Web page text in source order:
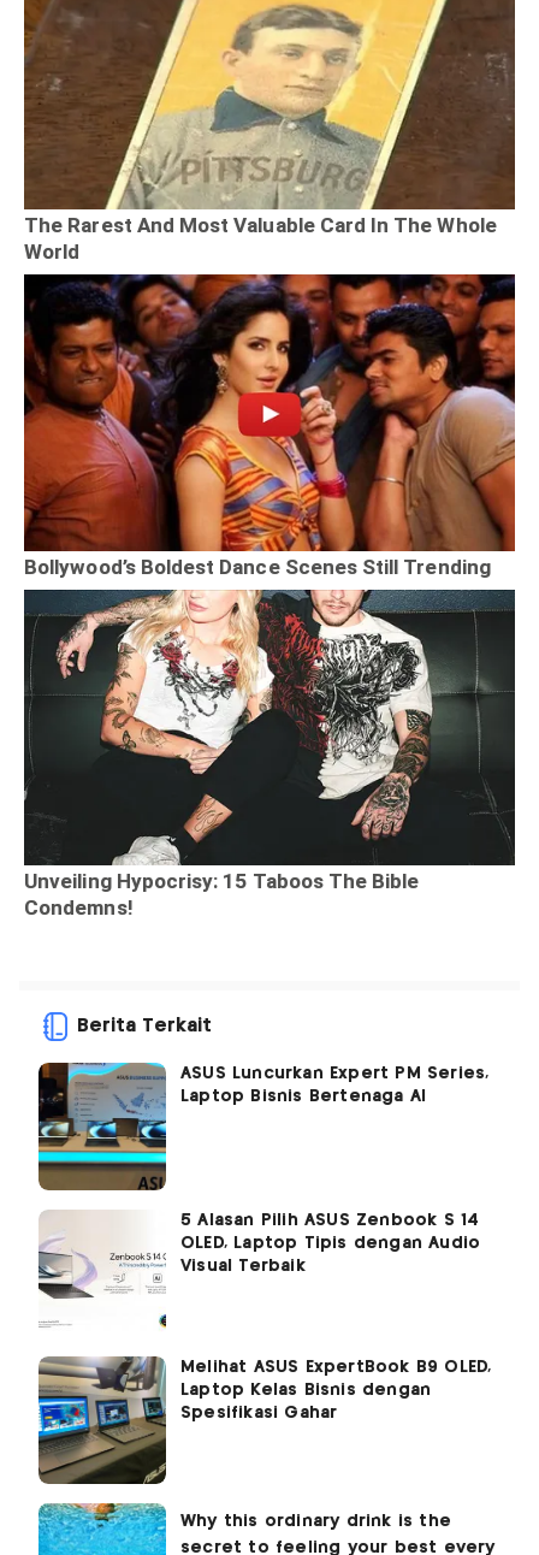
Berita Terkait
ASUS Luncurkan Expert PM Series,
Laptop Bisnis Bertenaga AI
5 Alasan Pilih ASUS Zenbook S 14
OLED, Laptop Tipis dengan Audio
Visual Terbaik
Melihat ASUS ExpertBook B9 OLED,
Laptop Kelas Bisnis dengan
Spesifikasi Gahar